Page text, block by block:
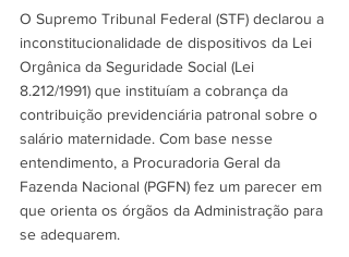
O Supremo Tribunal Federal (STF) declarou a
inconstitucionalidade de dispositivos da Lei
Orgânica da Seguridade Social (Lei
8.212/1991) que instituíam a cobrança da
contribuição previdenciária patronal sobre o
salário maternidade. Com base nesse
entendimento, a Procuradoria Geral da
Fazenda Nacional (PGFN) fez um parecer em
que orienta os órgãos da Administração para
se adequarem.